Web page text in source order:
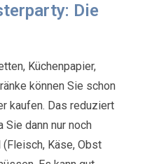
Die
Küchenpapier,
können Sie schon
kaufen. Das reduziert
dann nur noch
Käse, Obst